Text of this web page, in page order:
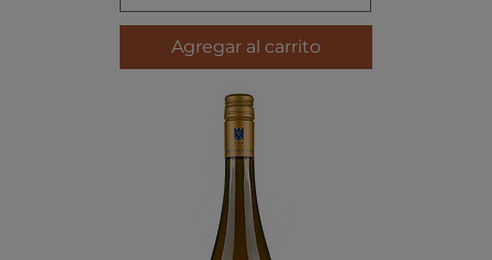
Agregar al carrito